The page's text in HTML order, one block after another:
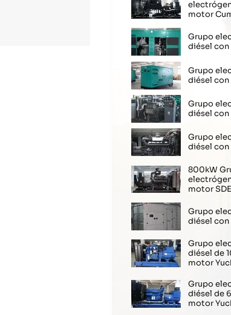
motor
Grupo
diésel
Grupo
diésel
Grupo
diésel
Grupo
diésel con
800kW
motor
Grupo
diésel con
Grupo
diésel de
motor
Grupo
diésel de
motor